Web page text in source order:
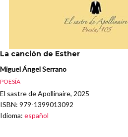
La canción de Esther
Miguel Ángel Serrano
POESÍA
El sastre de Apollinaire, 2025
ISBN: 979-1399013092
Idioma: español